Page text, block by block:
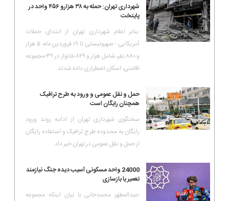
شهرداری تهران: حمله به ۳۸ هزارو ۴۵۶ واحد در
پایتخت
بنابر اعلام شهرداری تهران از ابتدای حملات
آمریکایی - صهیونیستی تا ۱۹ فروردین ماه، ۵ هزار
و ۸۸۰ نفر، شامل هزار و ۸۲۹ خانوار در ۳۹ مجموعه
اقامتی، اسکان اضطراری داده شدند.
حمل و نقل عمومی و ورود به طرح ترافیک
همچنان رایگان است
سخنگوی شهرداری تهران از ادامه روند ورود
رایگان به محدوده طرح ترافیک و استفاده رایگان
از حمل و نقل عمومی در تهران خبر داد.
24000 واحد مسکونی آسیب دیده جنگ نیازمند
تعمیر یا بازسازی
؛عبدالمطهر محمدخانی با بیان اینکه مجموعه